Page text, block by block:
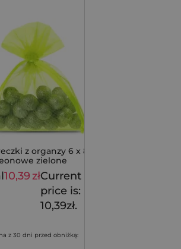
z organzy 6 x 8 cm,
zielone
10,39złCurrent
price is:
10,39zł.
z 30 dni przed obniżką: